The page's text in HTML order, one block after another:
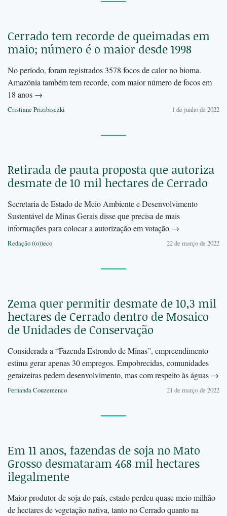
Cerrado tem recorde de queimadas em
maio; número é o maior desde 1998
No período, foram registrados 3578 focos de calor no bioma.
Amazônia também tem recorde, com maior número de focos em
18 anos →
Cristiane Prizibisczki 1 de junho de 2022
Retirada de pauta proposta que autoriza
desmate de 10 mil hectares de Cerrado
Secretaria de Estado de Meio Ambiente e Desenvolvimento
Sustentável de Minas Gerais disse que precisa de mais
informações para colocar a autorização em votação →
Redação ((o))eco 22 de março de 2022
Zema quer permitir desmate de 10,3 mil
hectares de Cerrado dentro de Mosaico
de Unidades de Conservação
Considerada a “Fazenda Estrondo de Minas”, empreendimento
estima gerar apenas 30 empregos. Empobrecidas, comunidades
geraizeiras pedem desenvolvimento, mas com respeito às águas →
Fernanda Couzemenco 21 de março de 2022
Em 11 anos, fazendas de soja no Mato
Grosso desmataram 468 mil hectares
ilegalmente
Maior produtor de soja do país, estado perdeu quase meio milhão
de hectares de vegetação nativa, tanto no Cerrado quanto na